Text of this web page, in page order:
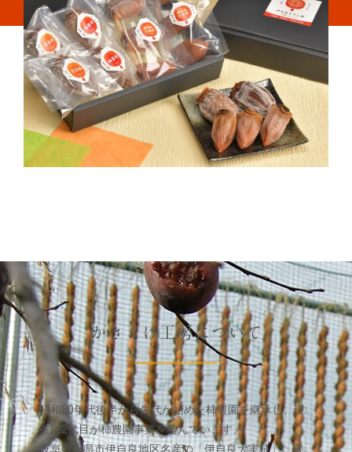
かきくけ工房について
昭和50年代後半から先代が始めた柿農園を継承し、現
在は2代目が柿農園事業を営んでいます。
岐阜県山県市伊自良地区名産の「伊自良大実柿」、富